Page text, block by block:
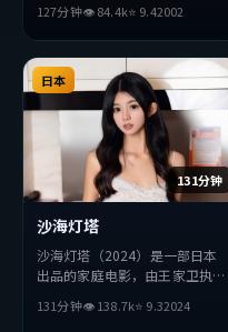
演。影片在叙事与视听上力求突
破，探讨人性与抉择，节奏张弛
有度，适合喜欢该类型的观众完
整观看。
127分钟👁84.4k⭐ 9.42002
131分钟
日本
沙海灯塔
沙海灯塔（2024）是一部日本
出品的家庭电影，由王家卫执
演。影片在叙事与视听上力求突
131分钟👁138.7k⭐ 9.32024